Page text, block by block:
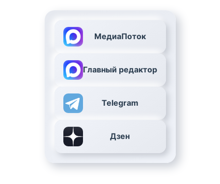
МедиаПоток
Главный редактор
Telegram
Дзен